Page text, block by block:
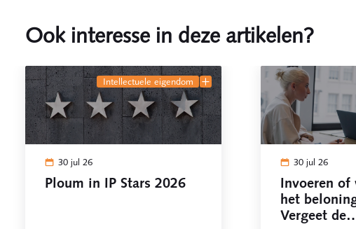
Ook interesse in deze artikelen?
intellectuele eigendom
30 jul 26
Ploum in IP Stars 2026
30 jul 26
Invoeren
het
Vergeet de